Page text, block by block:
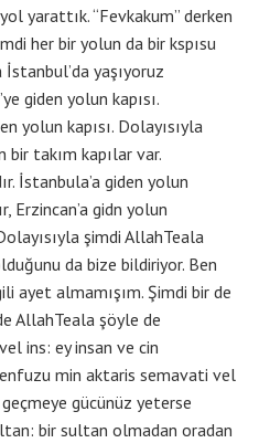
yarattık. “Fevkakum” derken
her bir yolun da bir kspısu
yaşıyoruz
giden yolun kapısı.
yolun kapısı. Dolayısıyla
bir takım kapılar var.
İstanbula’a giden yolun
Erzincan’a gidn yolun
şimdi AllahTeala
da bize bildiriyor. Ben
ayet almamışım. Şimdi bir de
AllahTeala şöyle de
ins: ey insan ve cin
min aktaris semavati vel
gücünüz yeterse
bir sultan olmadan oradan